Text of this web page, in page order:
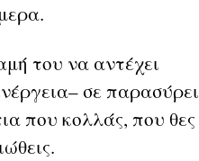
του να αντέχει
σε παρασύρει
που κολλάς, που θες